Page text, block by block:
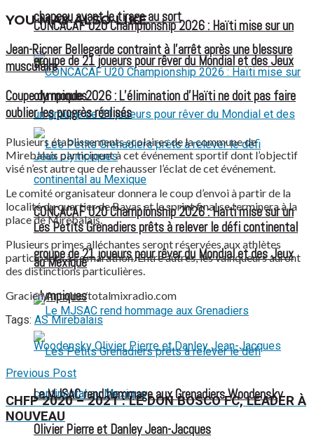
chapeau avant le tirage au sort
CONCACAF U20 Championship 2026 : Haïti mise sur un
groupe de 21 joueurs pour rêver du Mondial et des Jeux
olympiques
CONCACAF U20 Championship 2026 : Haïti mise sur un
groupe de 21 joueurs pour rêver du Mondial et des Jeux
olympiques
Les Petits Grenadiers prêts à relever le défi continental
au Mexique
Le MJSAC rend hommage aux Grenadiers Woodensky
Olivier Pierre et Danley Jean-Jacques
YOU MAY ALSO LIKE
Jean-Ricner Bellegarde contraint à l’arrêt après une blessure
musculaire
Coupe du monde 2026 : L’élimination d’Haïti ne doit pas faire
oublier les progrès réalisés
Plusieurs établissements scolaires de la commune de
Mirebalais participent à cet événement sportif dont l’objectif
visé n’est autre que de rehausser l’éclat de cet événement.
Le comité organisateur donnera le coup d’envoi à partir de la
localité du quartier de Bayas et le sprint final se terminera à la
place de Mirebalais.
Plusieurs primes alléchantes seront réservées aux athlètes
participants à ce marathon. Entre autres, les vainqueurs auront
des distinctions particulières.
Gracien Antoine/totalmixradio.com
Tags: AS Mirebalais
Previous Post
CHFP 2020 – 2021 : LE DON BOSCO FC, LEADER À
NOUVEAU